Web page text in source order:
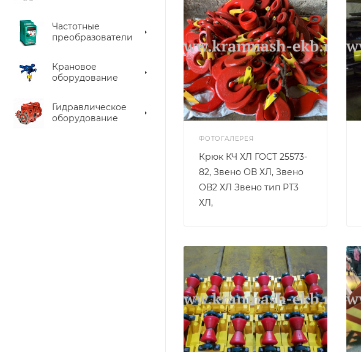
Частотные
преобразователи
Крановое
оборудование
Гидравлическое
оборудование
ФОТОГАЛЕРЕЯ
Крюк КЧ ХЛ ГОСТ 25573-
82, Звено ОВ ХЛ, Звено
ОВ2 ХЛ Звено тип РТ3
ХЛ,